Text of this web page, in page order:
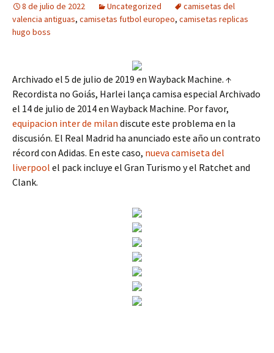
8 de julio de 2022 Uncategorized
camisetas del
valencia antiguas, camisetas futbol europeo, camisetas replicas
hugo boss
Archivado el 5 de julio de 2019 en Wayback Machine. ↑
Recordista no Goiás, Harlei lança camisa especial Archivado
el 14 de julio de 2014 en Wayback Machine. Por favor,
equipacion inter de milan discute este problema en la
discusión. El Real Madrid ha anunciado este año un contrato
récord con Adidas. En este caso, nueva camiseta del
liverpool el pack incluye el Gran Turismo y el Ratchet and
Clank.